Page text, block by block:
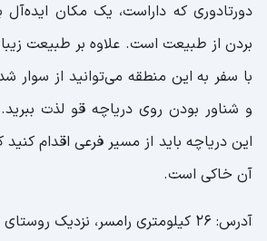
دورتادوری که داراست، یک مکان
بردن از طبیعت است. علاوه بر طبیعت
با سفر به این منطقه می‌توانید از سوار
و شناور بودن روی دریاچه قو لذت
آن خاکی است.
آدرس: 26 کیلومتری رامسر، نزدیک روستای جواهرده